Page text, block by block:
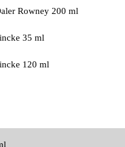
Rowney 200 ml
35 ml
120 ml